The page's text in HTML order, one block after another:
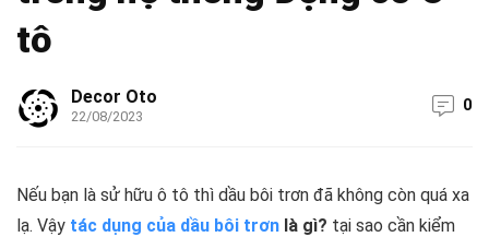
tô
Decor Oto
22/08/2023
0
Nếu bạn là sử hữu ô tô thì dầu bôi trơn đã không còn quá xa
lạ. Vậy tác dụng của dầu bôi trơn là gì? tại sao cần kiểm